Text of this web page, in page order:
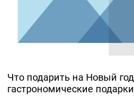
Что подарить на Новый
гастрономические